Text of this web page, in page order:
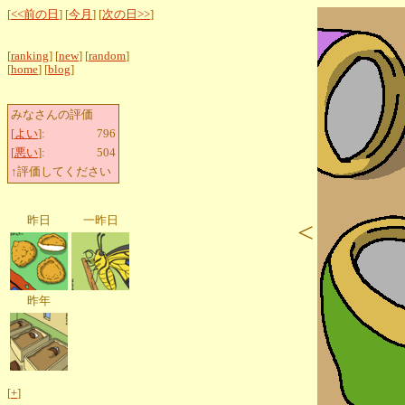
[<<前の日 ] [今月 ] [次の日>>]
[ranking] [new] [random]
[home] [blog]
みなさんの評価
[よい]:
796
[悪い]:
504
↑評価してください
昨日 一昨日
昨年
[+]
<